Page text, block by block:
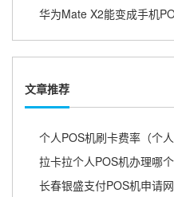
华为Mate X2能变成手机
文章推荐
个人POS机刷卡费率（个
拉卡拉个人POS机办理哪
长春银盛支付POS机申请